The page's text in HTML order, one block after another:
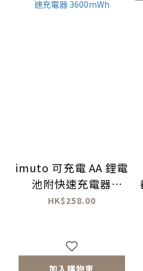
imuto 可充電 AA 鋰電
池附快速充電器
3600mWh
HK$258.00